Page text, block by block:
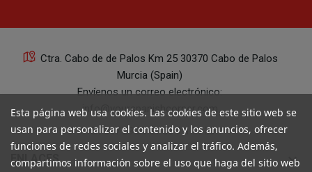
Ctra. Cabo de de Palos Km 25 30370 Cabo de Palos
Murcia (Spain)
Envíenos un correo electrónico:
info@yourspanishcorner.com
+34 647 29 98 21 de 9 a 14:30
ENLACES keyboard_arrow_down
Esta página web usa cookies. Las cookies de este sitio web se
usan para personalizar el contenido y los anuncios, ofrecer
funciones de redes sociales y analizar el tráfico. Además,
compartimos información sobre el uso que haga del sitio web